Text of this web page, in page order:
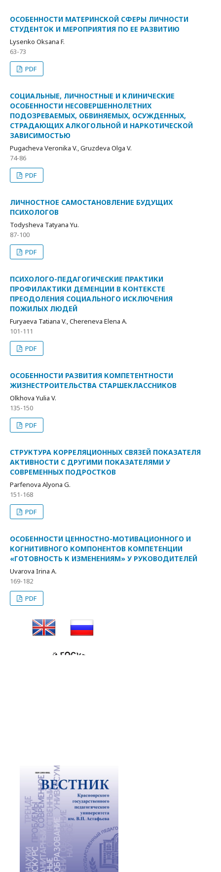
ОСОБЕННОСТИ МАТЕРИНСКОЙ СФЕРЫ ЛИЧНОСТИ
СТУДЕНТОК И МЕРОПРИЯТИЯ ПО ЕЕ РАЗВИТИЮ
Lysenko Oksana F.
63-73
PDF
СОЦИАЛЬНЫЕ, ЛИЧНОСТНЫЕ И КЛИНИЧЕСКИЕ
ОСОБЕННОСТИ НЕСОВЕРШЕННОЛЕТНИХ
ПОДОЗРЕВАЕМЫХ, ОБВИНЯЕМЫХ, ОСУЖДЕННЫХ,
СТРАДАЮЩИХ АЛКОГОЛЬНОЙ И НАРКОТИЧЕСКОЙ
ЗАВИСИМОСТЬЮ
Pugacheva Veronika V., Gruzdeva Olga V.
74-86
PDF
ЛИЧНОСТНОЕ САМОСТАНОВЛЕНИЕ БУДУЩИХ
ПСИХОЛОГОВ
Todysheva Tatyana Yu.
87-100
PDF
ПСИХОЛОГО-ПЕДАГОГИЧЕСКИЕ ПРАКТИКИ
ПРОФИЛАКТИКИ ДЕМЕНЦИИ В КОНТЕКСТЕ
ПРЕОДОЛЕНИЯ СОЦИАЛЬНОГО ИСКЛЮЧЕНИЯ
ПОЖИЛЫХ ЛЮДЕЙ
Furyaeva Tatiana V., Chereneva Elena A.
101-111
PDF
ОСОБЕННОСТИ РАЗВИТИЯ КОМПЕТЕНТНОСТИ
ЖИЗНЕСТРОИТЕЛЬСТВА СТАРШЕКЛАССНИКОВ
Olkhova Yulia V.
135-150
PDF
СТРУКТУРА КОРРЕЛЯЦИОННЫХ СВЯЗЕЙ ПОКАЗАТЕЛЯ
АКТИВНОСТИ С ДРУГИМИ ПОКАЗАТЕЛЯМИ У
СОВРЕМЕННЫХ ПОДРОСТКОВ
Parfenova Alyona G.
151-168
PDF
ОСОБЕННОСТИ ЦЕННОСТНО-МОТИВАЦИОННОГО И
КОГНИТИВНОГО КОМПОНЕНТОВ КОМПЕТЕНЦИИ
«ГОТОВНОСТЬ К ИЗМЕНЕНИЯМ» У РУКОВОДИТЕЛЕЙ
Uvarova Irina A.
169-182
PDF